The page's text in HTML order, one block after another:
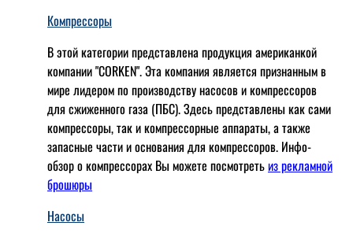
Компрессоры
В этой категории представлена продукция американкой
компании "CORKEN". Эта компания является признанным в
мире лидером по производству насосов и компрессоров
для сжиженного газа (ПБС). Здесь представлены как сами
компрессоры, так и компрессорные аппараты, а также
запасные части и основания для компрессоров. Инфо-
обзор о компрессорах Вы можете посмотретьиз рекламной
брошюры
Насосы